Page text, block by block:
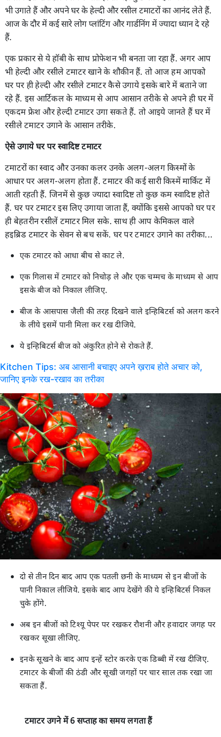
भी उगाते हैं और अपने घर के हेल्दी और रसील टमाटरों का आनंद लेते हैं.
आज के दौर में कई सारे लोग प्लांटिंग और गार्डनिंग में ज्यादा ध्यान दे रहे
हैं.
एक प्रकार से ये हॉबी के साथ प्रोफेशन भी बनता जा रहा हैं. अगर आप
भी हेल्दी और रसीले टमाटर खाने के शौकीन हैं. तो आज हम आपको
घर पर ही हेल्दी और रसीले टमाटर कैसे उगाये इसके बारे में बताने जा
रहे हैं. इस आर्टिकल के माध्यम से आप आसान तरीके से अपने ही घर में
एकदम फ्रेश और हेल्दी टमाटर उगा सकते हैं. तो आइये जानते हैं घर में
रसीले टमाटर उगाने के आसान तरीके.
ऐसे उगाये घर पर स्वादिष्ट टमाटर
टमाटरों का स्वाद और उनका कलर उनके अलग-अलग किस्मों के
आधार पर अलग-अलग होता हैं. टमाटर की कई सारी किस्में मार्किट में
आती रहती हैं. जिनमें से कुछ ज्यादा स्वादिष्ट तो कुछ कम स्वादिष्ट होते
हैं. घर पर टमाटर इस लिए उगाया जाता हैं, क्योंकि इससे आपको घर पर
ही बेहतरीन रसीलें टमाटर मिल सके. साथ ही आप केमिकल वाले
हइब्रिड टमाटर के सेवन से बच सकें. घर पर टमाटर उगाने का तरीका...
एक टमाटर को आधा बीच से काट ले.
एक गिलास में टमाटर को निचोड़ ले और एक चम्मच के माध्यम से आप
इसके बीज को निकाल लीजिए.
बीज के आसपास जैली की तरह दिखने वाले इन्हिबिटर्स को अलग करने
के लीये इसमें पानी मिला कर रख दीजिये.
ये इन्हिबिटर्स बीज को अंकुरित होने से रोकते हैं.
Kitchen Tips: अब आसानी बचाइए अपने ख़राब होते अचार को,
जानिए इनके रख-रखाव का तरीका
दो से तीन दिन बाद आप एक पतली छनी के माध्यम से इन बीजों के
पानी निकाल लीजिये. इसके बाद आप देखेंगे की ये इन्हिबिटर्स निकल
चुके होंगे.
अब इन बीजों को टिश्यू पेपर पर रखकर रौशनी और हवादार जगह पर
रखकर सूखा लीजिए.
इनके सूखने के बाद आप इन्हें स्टोर करके एक डिब्बी में रख दीजिए.
टमाटर के बीजों की ठंडी और सूखी जगहों पर चार साल तक रखा जा
सकता हैं.
टमाटर उगने में 6 सप्ताह का समय लगता हैं